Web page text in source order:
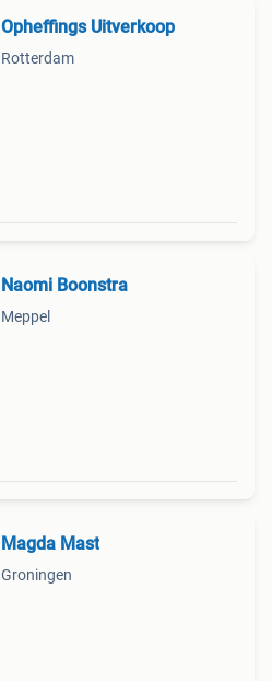
Opheffings Uitverkoop
Rotterdam
Naomi Boonstra
Meppel
Magda Mast
Groningen